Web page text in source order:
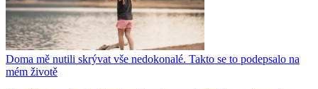
Doma mě nutili skrývat vše nedokonalé. Takto se to podepsalo na
mém životě